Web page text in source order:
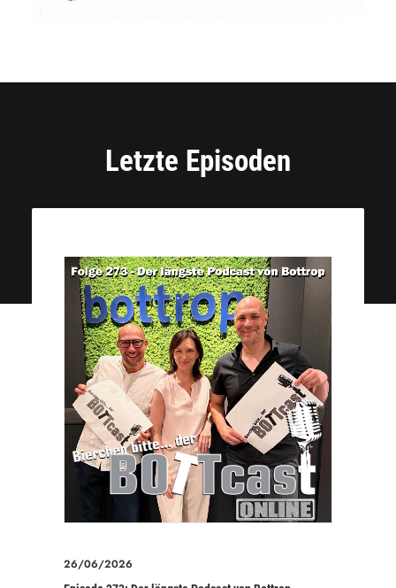
Letzte Episoden
26/06/2026